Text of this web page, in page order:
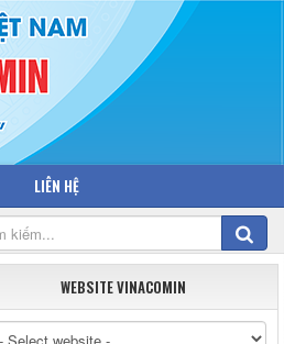
LIÊN HỆ
WEBSITE VINACOMIN